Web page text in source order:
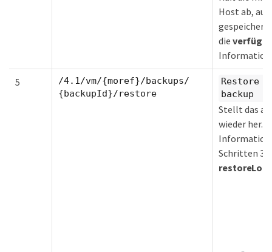
Host ab, auf
gespeichert
die
5
/4.1/vm/{moref}/backups/
{backupId}/restore
Restore a
backup
Stellt das
wieder her.
Schritten 3